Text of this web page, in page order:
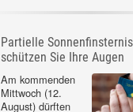
Partielle
schützen Sie Ihre Augen
Am kommenden
Mittwoch (12.
August) dürften